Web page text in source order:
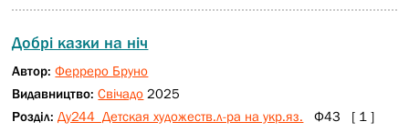
Добрі казки на ніч
Автор:Ферреро Бруно
Видавництво:Свічадо 2025
Розділ: Ду244 Детская художеств.л-ра на укр.яз. Ф43 [ 1 ]